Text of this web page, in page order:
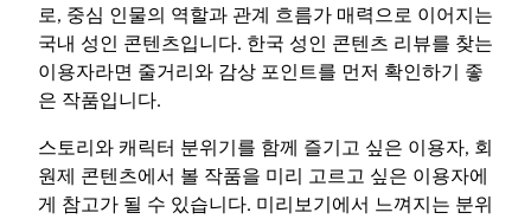
로, 중심 인물의 역할과 관계 흐름가 매력으로 이어지는
국내 성인 콘텐츠입니다. 한국 성인 콘텐츠 리뷰를 찾는
이용자라면 줄거리와 감상 포인트를 먼저 확인하기 좋
은 작품입니다.
스토리와 캐릭터 분위기를 함께 즐기고 싶은 이용자, 회
원제 콘텐츠에서 볼 작품을 미리 고르고 싶은 이용자에
게 참고가 될 수 있습니다. 미리보기에서 느껴지는 분위